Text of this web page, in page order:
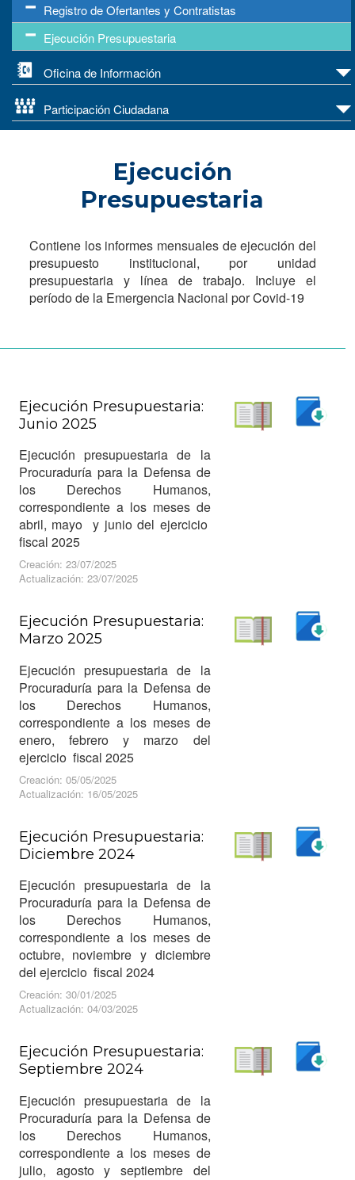
Registro de Ofertantes y Contratistas
Ejecución Presupuestaria
Oficina de Información
Participación Ciudadana
Ejecución
Presupuestaria
Contiene los informes mensuales de ejecución del
presupuesto institucional, por unidad
presupuestaria y línea de trabajo. Incluye el
período de la Emergencia Nacional por Covid-19
Ejecución Presupuestaria:
Junio 2025
Ejecución presupuestaria de la
Procuraduría para la Defensa de
los Derechos Humanos,
correspondiente a los meses de
abril, mayo y junio del ejercicio
fiscal 2025
Creación: 23/07/2025
Actualización: 23/07/2025
Ejecución Presupuestaria:
Marzo 2025
Ejecución presupuestaria de la
Procuraduría para la Defensa de
los Derechos Humanos,
correspondiente a los meses de
enero, febrero y marzo del
ejercicio fiscal 2025
Creación: 05/05/2025
Actualización: 16/05/2025
Ejecución Presupuestaria:
Diciembre 2024
Ejecución presupuestaria de la
Procuraduría para la Defensa de
los Derechos Humanos,
correspondiente a los meses de
octubre, noviembre y diciembre
del ejercicio fiscal 2024
Creación: 30/01/2025
Actualización: 04/03/2025
Ejecución Presupuestaria:
Septiembre 2024
Ejecución presupuestaria de la
Procuraduría para la Defensa de
los Derechos Humanos,
correspondiente a los meses de
julio, agosto y septiembre del